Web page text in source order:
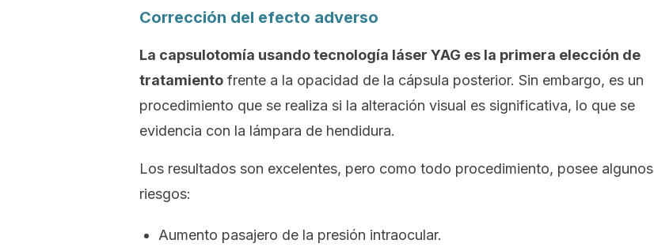
Corrección del efecto adverso
La capsulotomía usando tecnología láser YAG es la primera elección de
tratamiento frente a la opacidad de la cápsula posterior. Sin embargo, es un
procedimiento que se realiza si la alteración visual es significativa, lo que se
evidencia con la lámpara de hendidura.
Los resultados son excelentes, pero como todo procedimiento, posee algunos
riesgos:
Aumento pasajero de la presión intraocular.